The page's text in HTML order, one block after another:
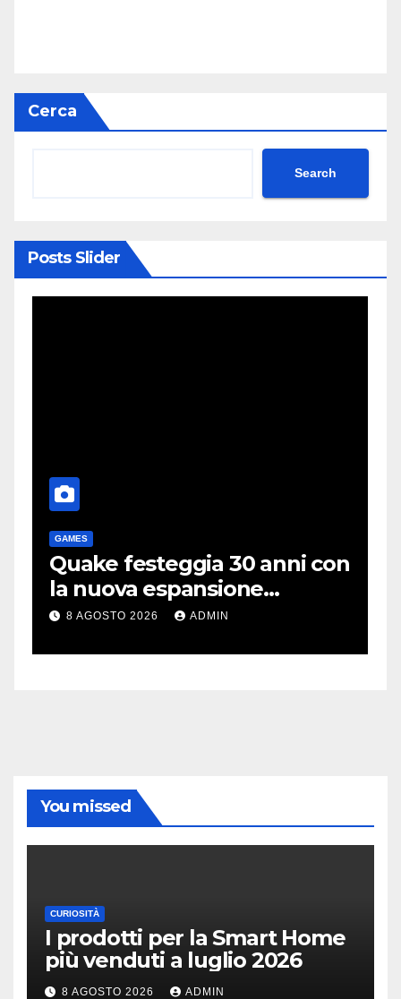
Cerca
Search
Posts Slider
GAMES
Quake festeggia 30 anni con
la nuova espansione
gratuita Dawn of The
8 AGOSTO 2026 ADMIN
You missed
CURIOSITÀ
I prodotti per la Smart Home
più venduti a luglio 2026
8 AGOSTO 2026 ADMIN